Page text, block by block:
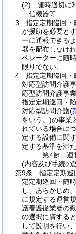
(2)
随時適切に
信機器等
3
指定定期巡回・
が援助を必要と
ーに通報できる
器を配布しなけ
ペレーターに随
限りでない。
4
指定定期巡回・
対応型訪問介護
応型訪問介護事
指定定期巡回・
対応型訪問介護(
をいう。)の事業
れている場合につ
定する設備に関
定する基準を満
第4節
運
(内容及び手続の
第9条
指定定期巡
定定期巡回・随
し、あらかじめ
に規定する運営
護看護従業者の
の選択に資する
して説明を行い